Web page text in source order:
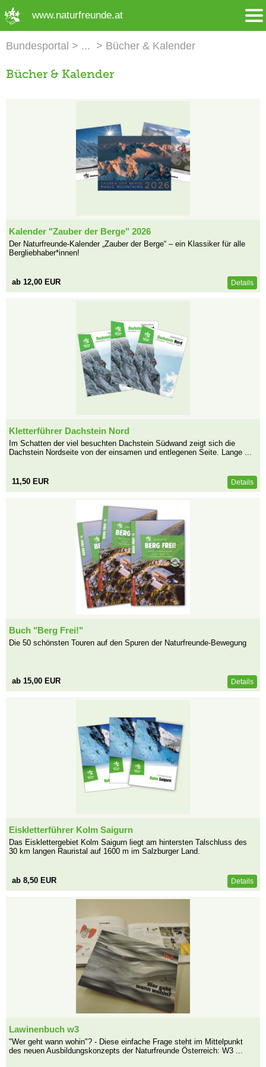
www.naturfreunde.at
Bundesportal Bücher & Kalender
Bücher & Kalender
Kalender "Zauber der Berge" 2026
Der Naturfreunde-Kalender „Zauber der Berge“ – ein Klassiker für alle
Bergliebhaber*innen!
ab 12,00 EUR Details
Kletterführer Dachstein Nord
Im Schatten der viel besuchten Dachstein Südwand zeigt sich die
Dachstein Nordseite von der einsamen und entlegenen Seite. Lange ...
11,50 EUR Details
Buch "Berg Frei!"
Die 50 schönsten Touren auf den Spuren der Naturfreunde-Bewegung
ab 15,00 EUR Details
Eiskletterführer Kolm Saigurn
Das Eisklettergebiet Kolm Saigurn liegt am hintersten Talschluss des
30 km langen Rauristal auf 1600 m im Salzburger Land.
ab 8,50 EUR Details
Lawinenbuch w3
"Wer geht wann wohin"? - Diese einfache Frage steht im Mittelpunkt
des neuen Ausbildungskonzepts der Naturfreunde Österreich: W3 ...